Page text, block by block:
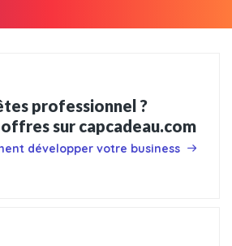
professionnel ?
sur capcadeau.com
développer votre business